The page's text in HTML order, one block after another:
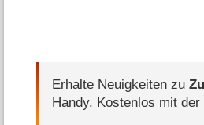
Erhalte Neuigkeiten zu
Handy. Kostenlos mit der